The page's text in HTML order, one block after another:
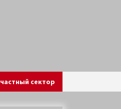
частный сектор